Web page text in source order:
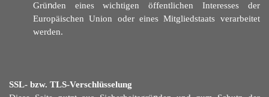
Gründen eines wichtigen öffentlichen Interesses der
Europäischen Union oder eines Mitgliedstaats verarbeitet
werden.
SSL- bzw. TLS-Verschlüsselung